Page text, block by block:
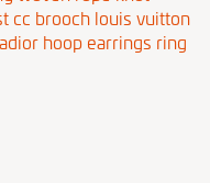
cc brooch louis vuitton
hoop earrings ring